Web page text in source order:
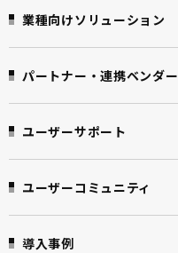
業種向けソリューション
パートナー・連携ベンダー
ユーザーサポート
ユーザーコミュニティ
導入事例